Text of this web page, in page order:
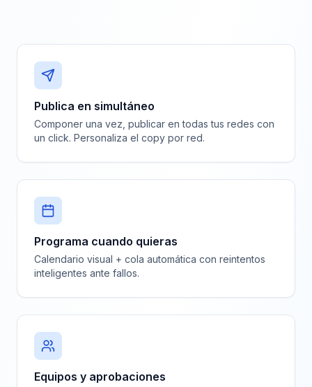
Publica en simultáneo
Componer una vez, publicar en todas tus redes con
un click. Personaliza el copy por red.
Programa cuando quieras
Calendario visual + cola automática con reintentos
inteligentes ante fallos.
Equipos y aprobaciones